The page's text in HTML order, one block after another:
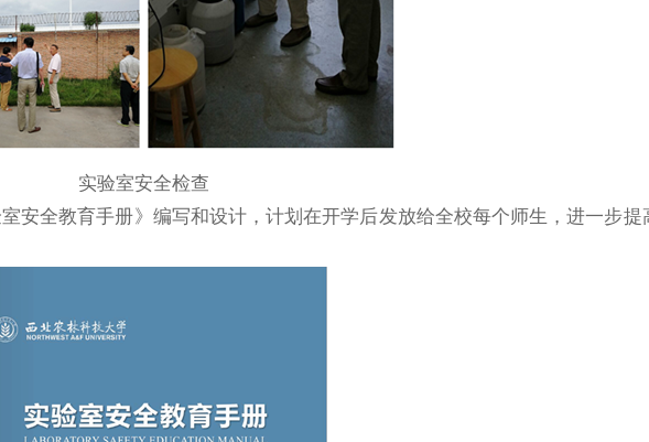
实验室安全检查
全教育手册》编写和设计，计划在开学后发放给全校每个师生，进一步提